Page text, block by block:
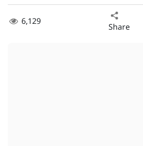
6,129 Share